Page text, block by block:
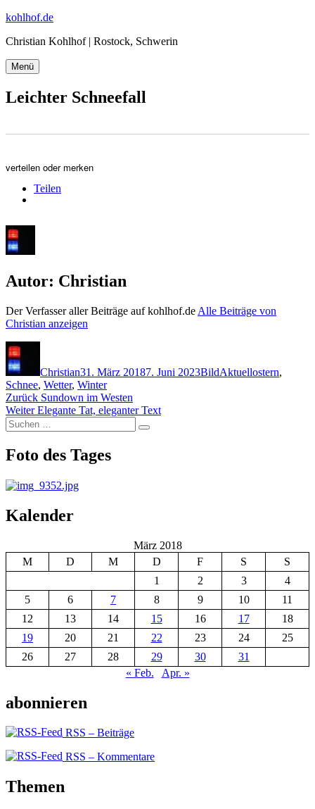
Zum
springen
kohlhof.de
Christian Kohlhof | Rostock, Schwerin
Menü
Leichter Schneefall
verteilen oder merken
Teilen
Autor: Christian
Der Verfasser aller Beiträge auf kohlhof.de Alle Beiträge von
Christian anzeigen
Christian31. März 20187. Juni 2023BildAktuellostern,
Schnee, Wetter, Winter
Beitragsnavigation
Zurück Vorheriger
Beitrag:
Sundown im Westen
Weiter Nächster
Beitrag:
Elegante Tat, eleganter Text
Suchen
nach:
Suchen
Foto des Tages
Kalender
März 2018
M
D M D F S
S
1
2 3
4
5
6 7 8 9 10
11
12
13 14 15 16 17
18
19
20 21 22 23 24
25
26
27 28 29 30
31
« Feb.
Apr. »
abonnieren
RSS – Beiträge
RSS – Kommentare
Themen